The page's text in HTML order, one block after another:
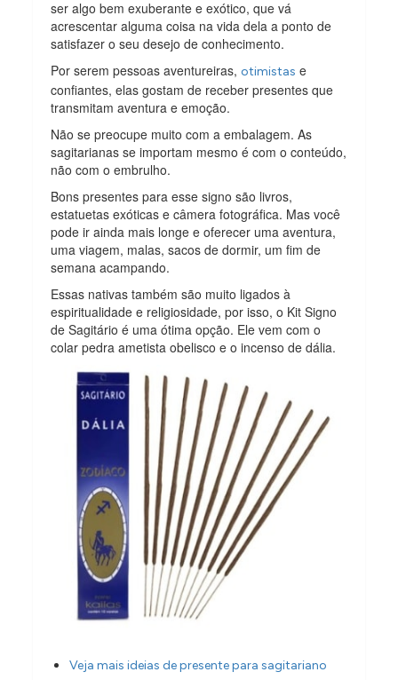
ser algo bem exuberante e exótico, que vá
acrescentar alguma coisa na vida dela a ponto de
satisfazer o seu desejo de conhecimento.
Por serem pessoas aventureiras,otimistas e
confiantes, elas gostam de receber presentes que
transmitam aventura e emoção.
Não se preocupe muito com a embalagem. As
sagitarianas se importam mesmo é com o conteúdo,
não com o embrulho.
Bons presentes para esse signo são livros,
estatuetas exóticas e câmera fotográfica. Mas você
pode ir ainda mais longe e oferecer uma aventura,
uma viagem, malas, sacos de dormir, um fim de
semana acampando.
Essas nativas também são muito ligados à
espiritualidade e religiosidade, por isso, o Kit Signo
de Sagitário é uma ótima opção. Ele vem com o
colar pedra ametista obelisco e o incenso de dália.
Veja mais ideias de presente para sagitariano